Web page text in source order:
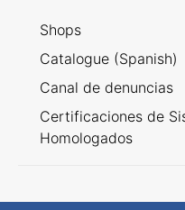
Shops
Catalogue (Spanish)
Canal de denuncias
Certificaciones de
Homologados